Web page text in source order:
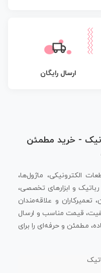
ارسال رایگان
- خرید مطمئن
الکترونیکی، ماژول‌ها،
و ابزارهای تخصصی،
و علاقه‌مندان
قیمت مناسب و ارسال
مطمئن و حرفه‌ای را برای